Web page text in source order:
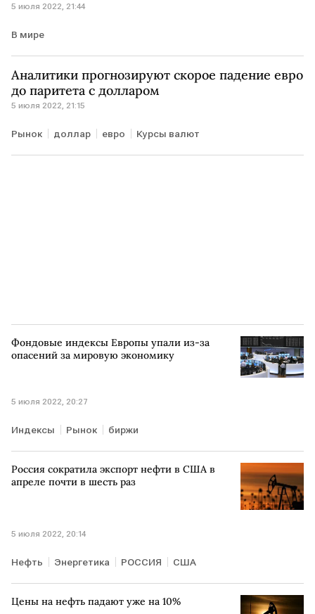
5 июля 2022, 21:44
В мире
Аналитики прогнозируют скорое падение евро
до паритета с долларом
5 июля 2022, 21:15
Рынок доллар евро Курсы валют
Фондовые индексы Европы упали из-за
опасений за мировую экономику
5 июля 2022, 20:27
Индексы Рынок биржи
Россия сократила экспорт нефти в США в
апреле почти в шесть раз
5 июля 2022, 20:14
Нефть Энергетика РОССИЯ США
Цены на нефть падают уже на 10%